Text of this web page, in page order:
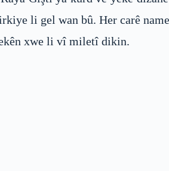
li gel wan bû. Her carê
xwe li vî miletî dikin.